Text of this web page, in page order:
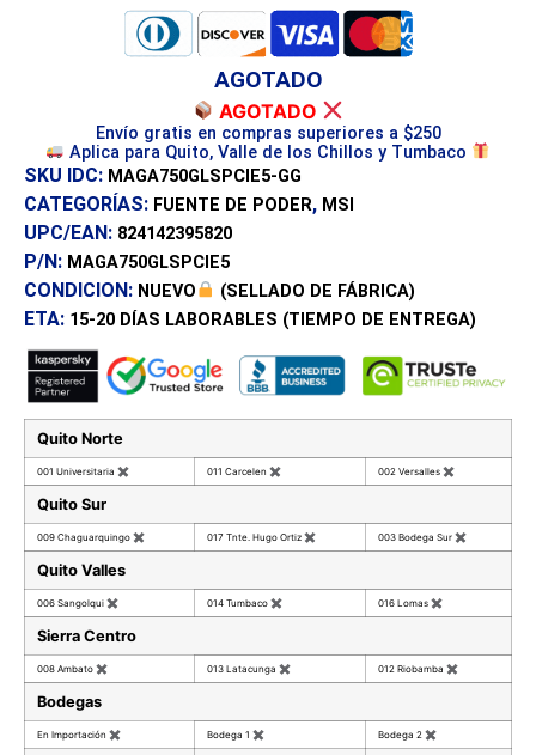
AGOTADO
AGOTADO
Envío gratis en compras superiores a $250
Aplica para Quito, Valle de los Chillos y Tumbaco
SKU IDC: MAGA750GLSPCIE5-GG
CATEGORÍAS: FUENTE DE PODER, MSI
UPC/EAN: 824142395820
P/N: MAGA750GLSPCIE5
CONDICION: NUEVO (SELLADO DE FÁBRICA)
ETA: 15-20 DÍAS LABORABLES (TIEMPO DE ENTREGA)
Quito Norte
001 Universitaria ✖ 011 Carcelen ✖ 002 Versalles ✖
Quito Sur
009 Chaguarquingo ✖ 017 Tnte. Hugo Ortiz ✖ 003 Bodega Sur ✖
Quito Valles
006 Sangolqui ✖ 014 Tumbaco ✖ 016 Lomas ✖
Sierra Centro
008 Ambato ✖ 013 Latacunga ✖ 012 Riobamba ✖
Bodegas
En Importación ✖ Bodega 1 ✖ Bodega 2 ✖